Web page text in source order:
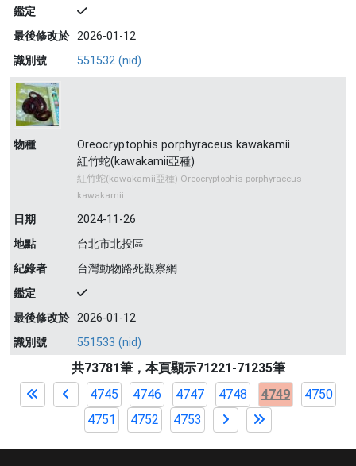
鑑定
最後修改於 2026-01-12
識別號
551532 (nid)
物種
Oreocryptophis porphyraceus kawakamii
紅竹蛇(kawakamii亞種)
紅竹蛇(kawakamii亞種) Oreocryptophis porphyraceus
kawakamii
日期
2024-11-26
地點
台北市北投區
紀錄者
台灣動物路死觀察網
鑑定
最後修改於 2026-01-12
識別號
551533 (nid)
共73781筆，本頁顯示71221-71235筆
4745
4746 4747 4748 4749
4750
4751
4752 4753